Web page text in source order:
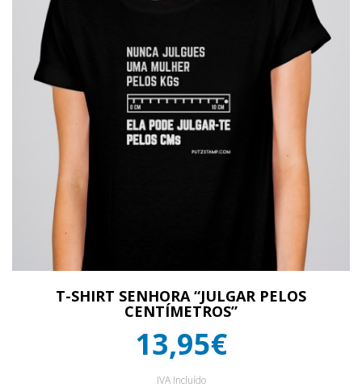
T-SHIRT SENHORA “JULGAR PELOS
CENTÍMETROS”
13,95€
IVA Incluído